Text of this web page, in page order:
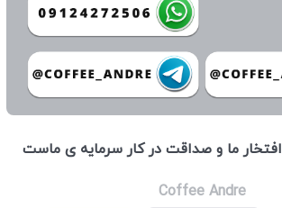
ما و صداقت در كار سرمايه ی ماست
Coffee Andre